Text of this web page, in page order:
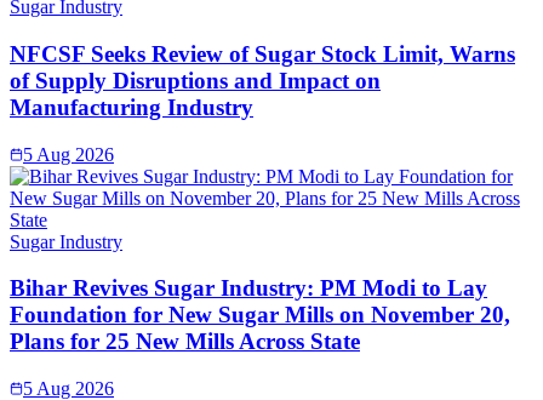
Sugar Industry
NFCSF Seeks Review of Sugar Stock Limit, Warns
of Supply Disruptions and Impact on
Manufacturing Industry
5 Aug 2026
Sugar Industry
Bihar Revives Sugar Industry: PM Modi to Lay
Foundation for New Sugar Mills on November 20,
Plans for 25 New Mills Across State
5 Aug 2026